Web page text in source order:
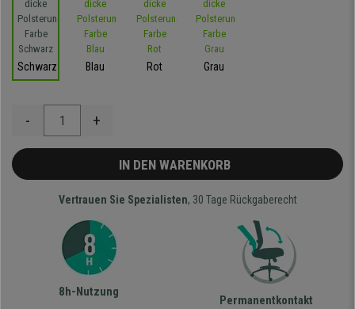
Schwarz Blau Rot Grau
- +
IN DEN WARENKORB
Vertrauen Sie Spezialisten, 30 Tage Rückgaberecht
8h-Nutzung
Permanentkontakt